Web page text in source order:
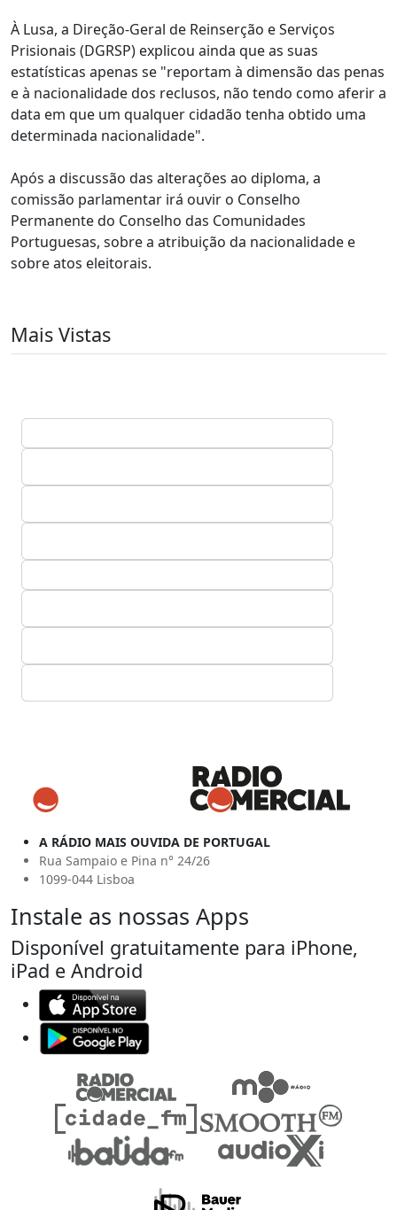
À Lusa, a Direção-Geral de Reinserção e Serviços
Prisionais (DGRSP) explicou ainda que as suas
estatísticas apenas se "reportam à dimensão das penas
e à nacionalidade dos reclusos, não tendo como aferir a
data em que um qualquer cidadão tenha obtido uma
determinada nacionalidade".
Após a discussão das alterações ao diploma, a
comissão parlamentar irá ouvir o Conselho
Permanente do Conselho das Comunidades
Portuguesas, sobre a atribuição da nacionalidade e
sobre atos eleitorais.
Mais Vistas
A RÁDIO MAIS OUVIDA DE PORTUGAL
Rua Sampaio e Pina n° 24/26
1099-044 Lisboa
Instale as nossas Apps
Disponível gratuitamente para iPhone,
iPad e Android